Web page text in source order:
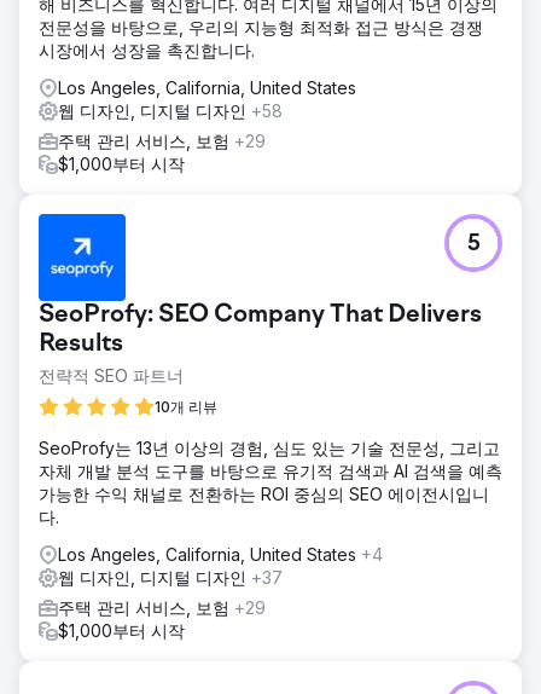
해 비즈니스를 혁신합니다. 여러 디지털 채널에서 15년 이상의
전문성을 바탕으로, 우리의 지능형 최적화 접근 방식은 경쟁
시장에서 성장을 촉진합니다.
Los Angeles, California, United States
웹 디자인, 디지털 디자인 +58
주택 관리 서비스, 보험 +29
$1,000부터 시작
SeoProfy: SEO Company That Delivers
Results
전략적 SEO 파트너
10개 리뷰
5
SeoProfy는 13년 이상의 경험, 심도 있는 기술 전문성, 그리고
자체 개발 분석 도구를 바탕으로 유기적 검색과 AI 검색을 예측
가능한 수익 채널로 전환하는 ROI 중심의 SEO 에이전시입니
다.
Los Angeles, California, United States +4
웹 디자인, 디지털 디자인 +37
주택 관리 서비스, 보험 +29
$1,000부터 시작